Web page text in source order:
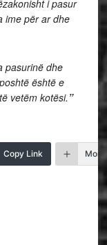
i pasur
ime për ar dhe
pasurinë dhe
është e
vetëm kotësi. ”
Copy Link More